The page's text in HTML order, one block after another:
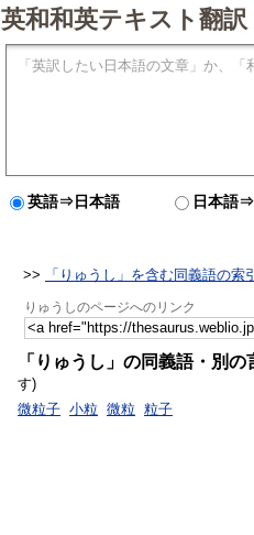
英和和英テキスト翻訳
英語⇒日本語 日本語
>> 「りゅうし」を含む同義語の索引
りゅうしのページへのリンク
「りゅうし」の同義語・別
す)
微粒子 小粒 微粒 粒子